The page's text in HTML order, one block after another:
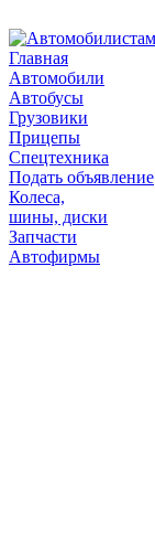
Главная
Автомобили
Автобусы
Грузовики
Прицепы
Спецтехника
Подать объявление
Колеса,
шины, диски
Запчасти
Автофирмы